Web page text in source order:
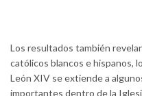
Los resultados también
católicos blancos e hispanos,
León XIV se extiende a
importantes dentro de la